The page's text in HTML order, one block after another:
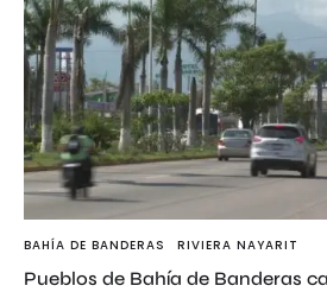
BAHÍA DE BANDERAS RIVIERA NAYARIT
Pueblos de Bahía de Banderas